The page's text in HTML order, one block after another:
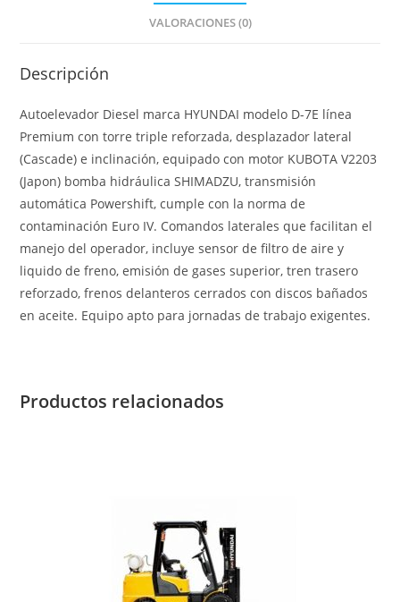
VALORACIONES (0)
Descripción
Autoelevador Diesel marca HYUNDAI modelo D-7E línea
Premium con torre triple reforzada, desplazador lateral
(Cascade) e inclinación, equipado con motor KUBOTA V2203
(Japon) bomba hidráulica SHIMADZU, transmisión
automática Powershift, cumple con la norma de
contaminación Euro IV. Comandos laterales que facilitan el
manejo del operador, incluye sensor de filtro de aire y
liquido de freno, emisión de gases superior, tren trasero
reforzado, frenos delanteros cerrados con discos bañados
en aceite. Equipo apto para jornadas de trabajo exigentes.
Productos relacionados